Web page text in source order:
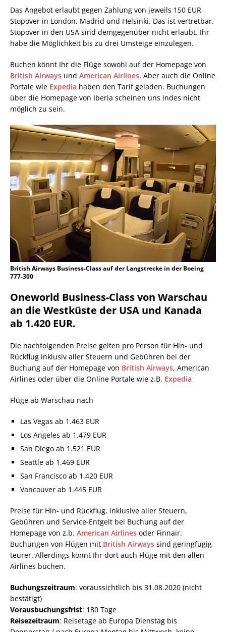
Das Angebot erlaubt gegen Zahlung von jeweils 150 EUR
Stopover in London, Madrid und Helsinki. Das ist vertretbar.
Stopover in den USA sind demgegenüber nicht erlaubt. Ihr
habe die Möglichkeit bis zu drei Umsteige einzulegen.
Buchen könnt Ihr die Flüge sowohl auf der Homepage von
British Airways und American Airlines. Aber auch die Online
Portale wie Expedia haben den Tarif geladen. Buchungen
über die Homepage von Iberia scheinen uns indes nicht
möglich zu sein.
British Airways Business-Class auf der Langstrecke in der Boeing
777-300
Oneworld Business-Class von Warschau
an die Westküste der USA und Kanada
ab 1.420 EUR.
Die nachfolgenden Preise gelten pro Person für Hin- und
Rückflug inklusiv aller Steuern und Gebühren bei der
Buchung auf der Homepage von British Airways, American
Airlines oder über die Online Portale wie z.B. Expedia
Flüge ab Warschau nach
Las Vegas ab 1.463 EUR
Los Angeles ab 1.479 EUR
San Diego ab 1.521 EUR
Seattle ab 1.469 EUR
San Francisco ab 1.420 EUR
Vancouver ab 1.445 EUR
Preise für Hin- und Rückflug, inklusive aller Steuern,
Gebühren und Service-Entgelt bei Buchung auf der
Homepage von z.b. American Airlines oder Finnair.
Buchungen von Flügen mit British Airways sind geringfügig
teurer. Allerdings könnt Ihr dort auch Flüge mit den allen
Airlines buchen.
Buchungszeitraum: voraussichtlich bis 31.08.2020 (nicht
bestätigt)
Vorausbuchungsfrist: 180 Tage
Reisezeitraum: Reisetage ab Europa Dienstag bis